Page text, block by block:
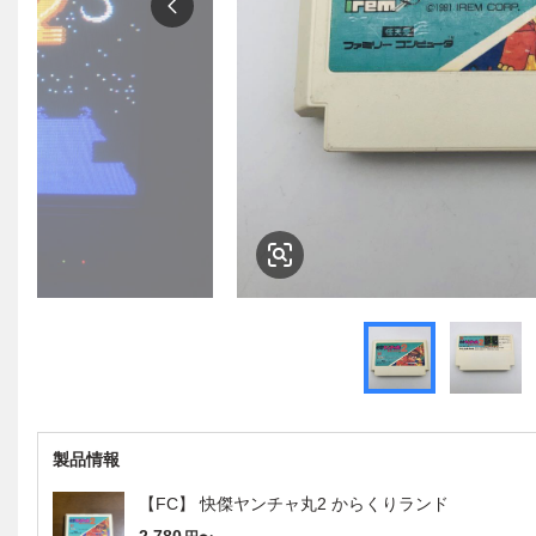
製品情報
【FC】 快傑ヤンチャ丸2 からくりランド